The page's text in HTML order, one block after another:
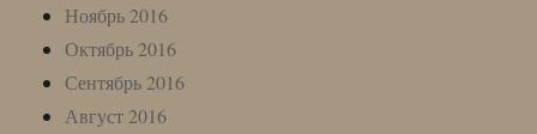
Ноябрь 2016
Октябрь 2016
Сентябрь 2016
Август 2016